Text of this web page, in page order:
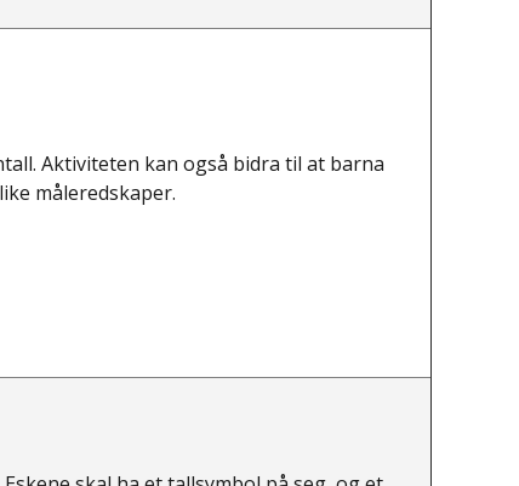
Aktiviteten kan også bidra til at barna
måleredskaper.